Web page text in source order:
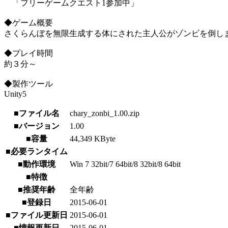
「フリーゲームクエスト1参加中」
◆ゲーム概要
さくらんぼを無限生成する体にされた主人公がゾンビを倒し
◆プレイ時間
約３分～
◆製作ツール
Unity5
■ファイル名
chary_zonbi_1.00.zip
■バージョン
1.00
■容量
44,349 KByte
■必要ランタイム
■動作環境
Win 7 32bit/7 64bit/8 32bit/8 64bit
■特徴
■推奨年齢
全年齢
■登録日
2015-06-01
■ファイル更新日 2015-06-01